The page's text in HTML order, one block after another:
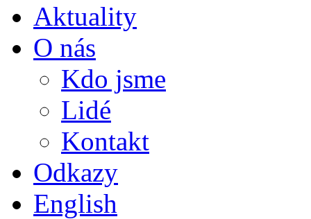
Aktuality
O nás
Kdo jsme
Lidé
Kontakt
Odkazy
English